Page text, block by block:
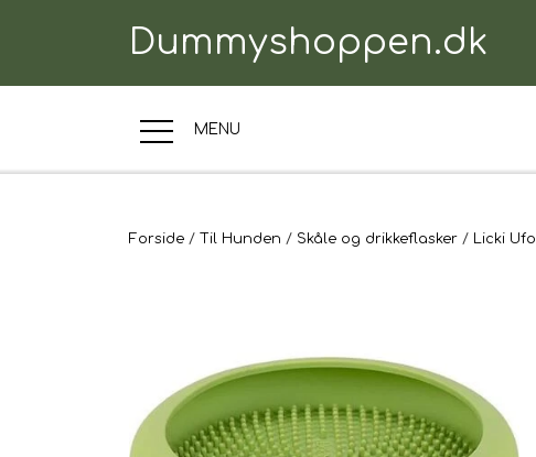
Dummyshoppen.dk
MENU
TRÆNINGSUDSTYR
TIL HUNDEFØREREN
Forside Til Hunden Skåle og drikkeflasker Licki Ufo